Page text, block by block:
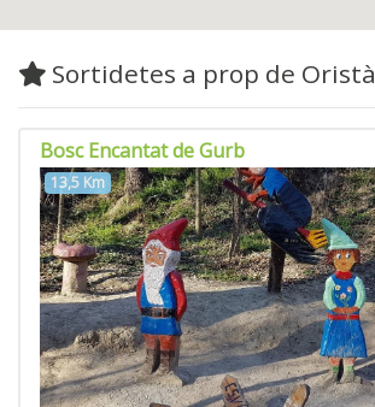
Sortidetes a prop de Oristà
Bosc Encantat de Gurb
13,5 Km